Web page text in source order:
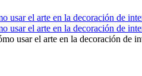
usar el arte en la decoración de
usar el arte en la decoración de
usar el arte en la decoración de